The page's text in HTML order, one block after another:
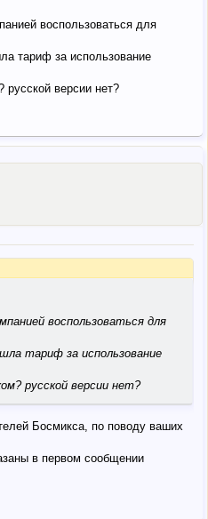
воспользоваться для
тариф за использование
русской версии нет?
воспользоваться для
тариф за использование
русской версии нет?
Босмикса, по поводу ваших
в первом сообщении